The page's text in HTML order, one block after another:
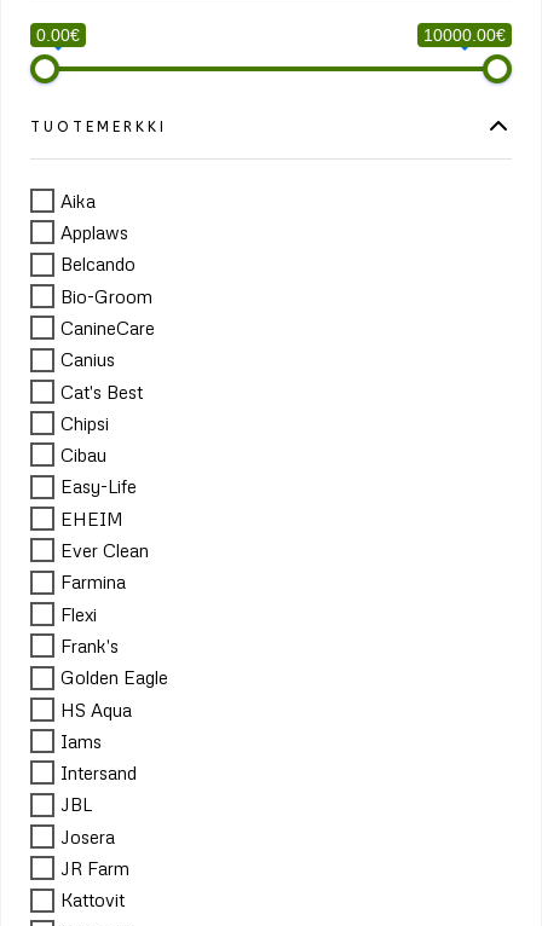
0.00€ 10000.00€
TUOTEMERKKI
Aika
Applaws
Belcando
Bio-Groom
CanineCare
Canius
Cat's Best
Chipsi
Cibau
Easy-Life
EHEIM
Ever Clean
Farmina
Flexi
Frank's
Golden Eagle
HS Aqua
Iams
Intersand
JBL
Josera
JR Farm
Kattovit